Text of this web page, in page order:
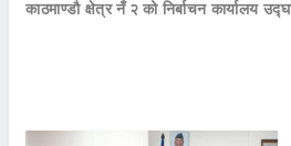
काठमाण्डौ क्षेत्र नँ २ को निर्बाचन कार्यालय